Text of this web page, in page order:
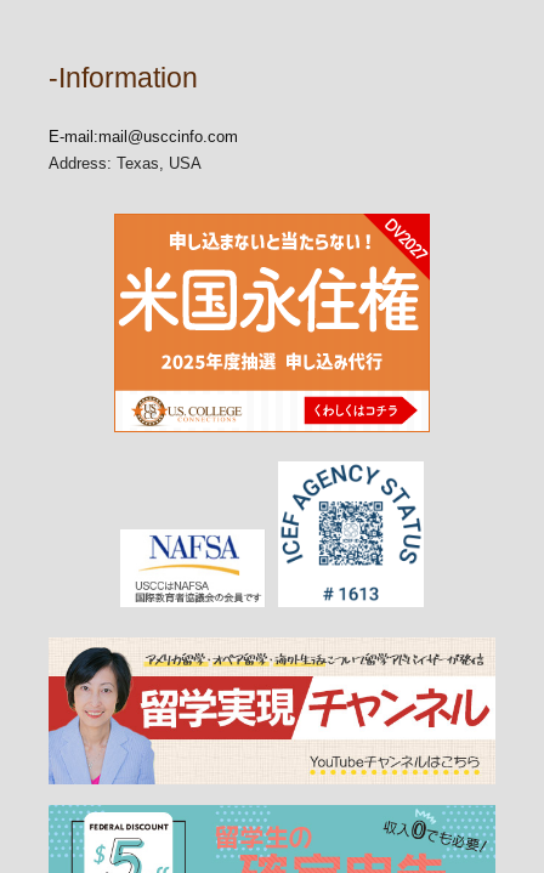
-Information
E-mail:mail@usccinfo.com
Address: Texas, USA